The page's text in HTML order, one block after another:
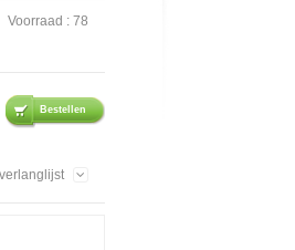
Voorraad : 78
Bestellen